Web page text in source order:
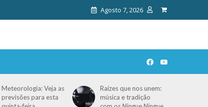
Agosto 7, 2026
Meteorologia: Veja as
previsões para esta
Raízes que nos unem:
música e tradição